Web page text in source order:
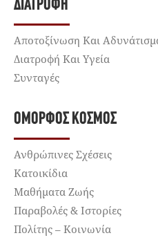
ΔΙΑΤΡΟΦΉ
Αποτοξίνωση Και
Διατροφή Και Υγεία
Συνταγές
ΌΜΟΡΦΟΣ ΚΌΣΜΟΣ
Ανθρώπινες Σχέσεις
Κατοικίδια
Μαθήματα Ζωής
Παραβολές & Ιστορίες
Πολίτης – Κοινωνία